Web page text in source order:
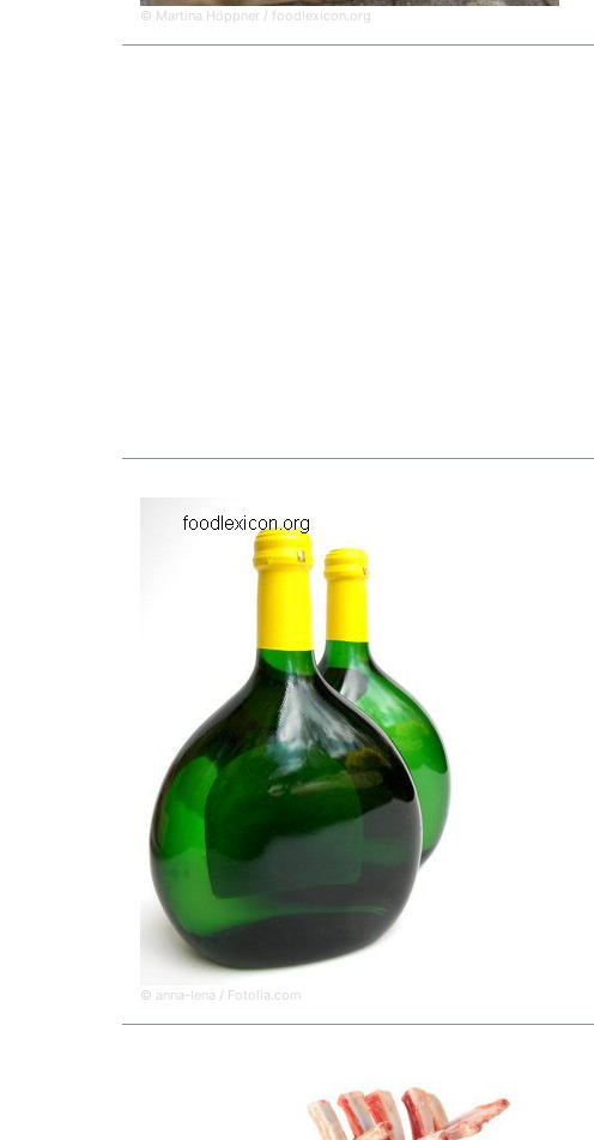
© Martina Höppner / foodlexicon.org
© anna-lena / Fotolia.com